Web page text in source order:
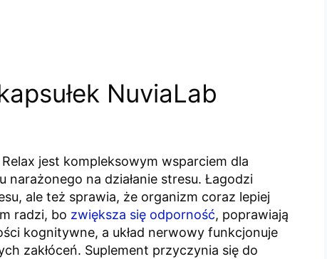
NuviaLab
jest kompleksowym wsparciem dla
narażonego na działanie stresu. Łagodzi
ale też sprawia, że organizm coraz lepiej
radzi, bo zwiększa się odporność, poprawiają
kognitywne, a układ nerwowy funkcjonuje
zakłóceń. Suplement przyczynia się do